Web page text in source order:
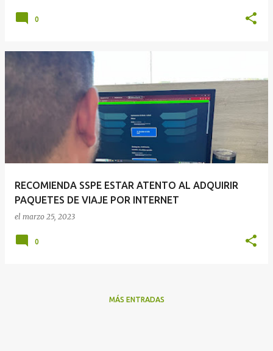
0
RECOMIENDA SSPE ESTAR ATENTO AL ADQUIRIR
PAQUETES DE VIAJE POR INTERNET
el marzo 25, 2023
0
MÁS ENTRADAS